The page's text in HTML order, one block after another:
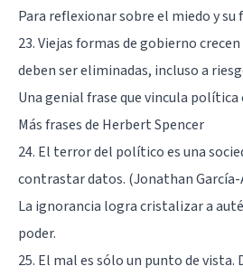
Para reflexionar sobre el miedo y su
23. Viejas formas de gobierno
deben ser eliminadas, incluso a
Una genial frase que vincula
Más frases de Herbert Spencer
24. El terror del político es una
contrastar datos. (Jonathan
La ignorancia logra cristalizar a
poder.
25. El mal es sólo un punto de vista.